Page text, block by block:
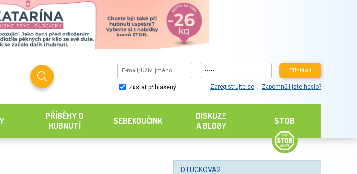
Přihlásit
Zůstat přihlášený Zaregistrujte se Zapomněli jste heslo?
PŘÍBĚHY O
HUBNUTÍ
SEBEKOUČINK
DISKUZE
A BLOGY
STOB
DTUCKOVA2